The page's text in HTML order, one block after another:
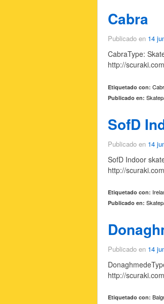
Cabra
Publicado en 14
CabraType:
http://
Etiquetado con:
Publicado en:
SofD
Publicado en 14
SofD Indoor
http://
Etiquetado con:
Publicado en:
Publicado en 14
http://
Etiquetado con: